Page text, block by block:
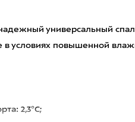
универсальный
в условиях повышенной
2,3°C;